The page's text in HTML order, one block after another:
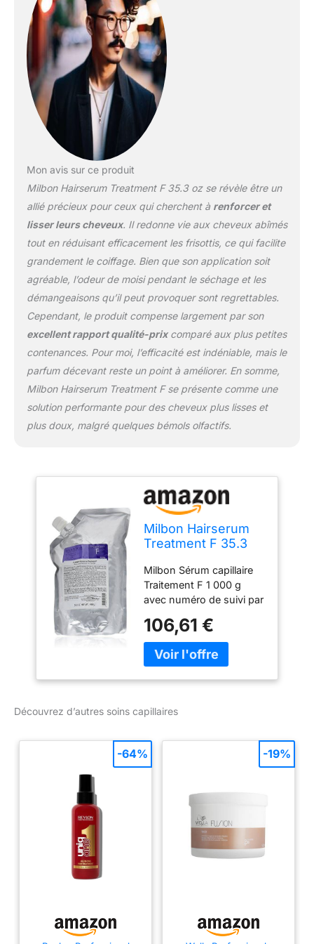
Mon avis sur ce produit
Milbon Hairserum Treatment F 35.3 oz se révèle être un
allié précieux pour ceux qui cherchent à renforcer et
lisser leurs cheveux. Il redonne vie aux cheveux abîmés
tout en réduisant efficacement les frisottis, ce qui facilite
grandement le coiffage. Bien que son application soit
agréable, l’odeur de moisi pendant le séchage et les
démangeaisons qu’il peut provoquer sont regrettables.
Cependant, le produit compense largement par son
excellent rapport qualité-prixcomparé aux plus petites
contenances. Pour moi, l’efficacité est indéniable, mais le
parfum décevant reste un point à améliorer. En somme,
Milbon Hairserum Treatment F se présente comme une
solution performante pour des cheveux plus lisses et
plus doux, malgré quelques bémols olfactifs.
Milbon Hairserum
Treatment F 35.3
Milbon Sérum capillaire
Traitement F 1 000 g
avec numéro de suivi par
106,61 €
Découvrez d’autres soins capillaires
-64% -19%